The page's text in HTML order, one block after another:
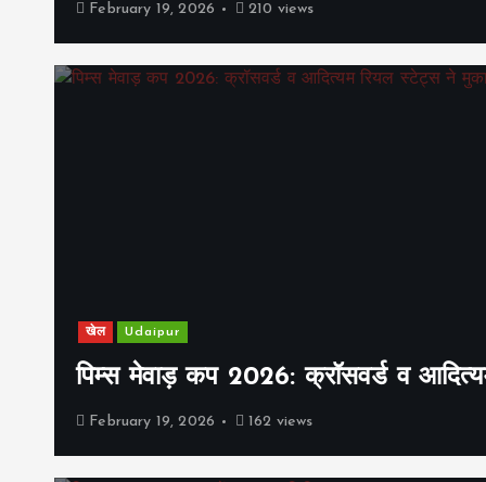
February 19, 2026 210 views
खेल Udaipur
पिम्स मेवाड़ कप 2026: क्रॉसवर्ड व
February 19, 2026 162 views